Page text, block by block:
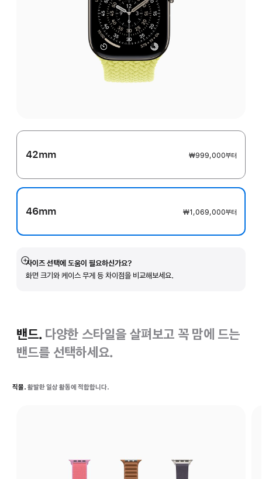
42mm ₩999,000부터
46mm ₩1,069,000부터
사이즈 선택에 도움이 필요하신가요?
화면 크기와 케이스 무게 등 차이점을 비교해보세요.
자세히
보기
밴드. 다양한 스타일을 살펴보고 꼭 맘에 드는
밴드를 선택하세요.
직물. 활발한 일상 활동에 적합합니다.